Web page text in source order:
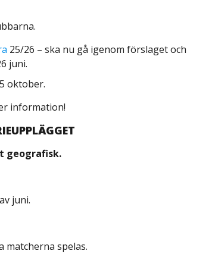
25/26 – ska nu gå igenom förslaget och
juni.
oktober.
information!
geografisk.
juni.
matcherna spelas.